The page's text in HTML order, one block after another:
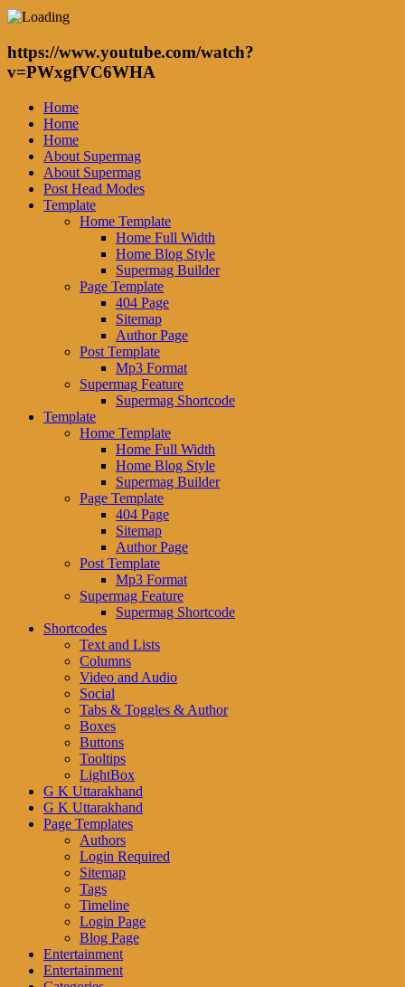
https://www.youtube.com/watch?
v=PWxgfVC6WHA
Home
Home
Home
About Supermag
About Supermag
Post Head Modes
Template
Home Template
Home Full Width
Home Blog Style
Supermag Builder
Page Template
404 Page
Sitemap
Author Page
Post Template
Mp3 Format
Supermag Feature
Supermag Shortcode
Template
Home Template
Home Full Width
Home Blog Style
Supermag Builder
Page Template
404 Page
Sitemap
Author Page
Post Template
Mp3 Format
Supermag Feature
Supermag Shortcode
Shortcodes
Text and Lists
Columns
Video and Audio
Social
Tabs & Toggles & Author
Boxes
Buttons
Tooltips
LightBox
G K Uttarakhand
G K Uttarakhand
Page Templates
Authors
Login Required
Sitemap
Tags
Timeline
Login Page
Blog Page
Entertainment
Entertainment